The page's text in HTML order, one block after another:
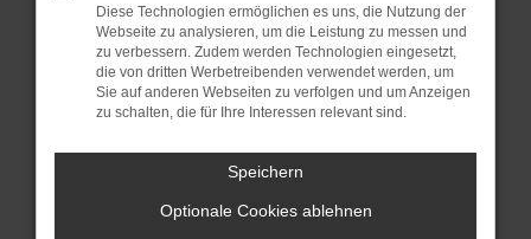
Betriebssystem auf dem neuesten Stand
sind.
Veraltete Software birgt nicht nur ein
Sicherheitsrisiko, sondern kann auch dazu
führen, dass bestimmte Funktionen nicht mehr
Wende dich an den Webseitenbetreiber.
Wenn du alle oben genannten Schritte versucht
Diese Technologien ermöglichen es uns, die Nutzung der
Webseite zu analysieren, um die Leistung zu messen und
zu verbessern. Zudem werden Technologien eingesetzt,
die von dritten Werbetreibenden verwendet werden, um
Sie auf anderen Webseiten zu verfolgen und um Anzeigen
zu schalten, die für Ihre Interessen relevant sind.
Speichern
Optionale Cookies ablehnen